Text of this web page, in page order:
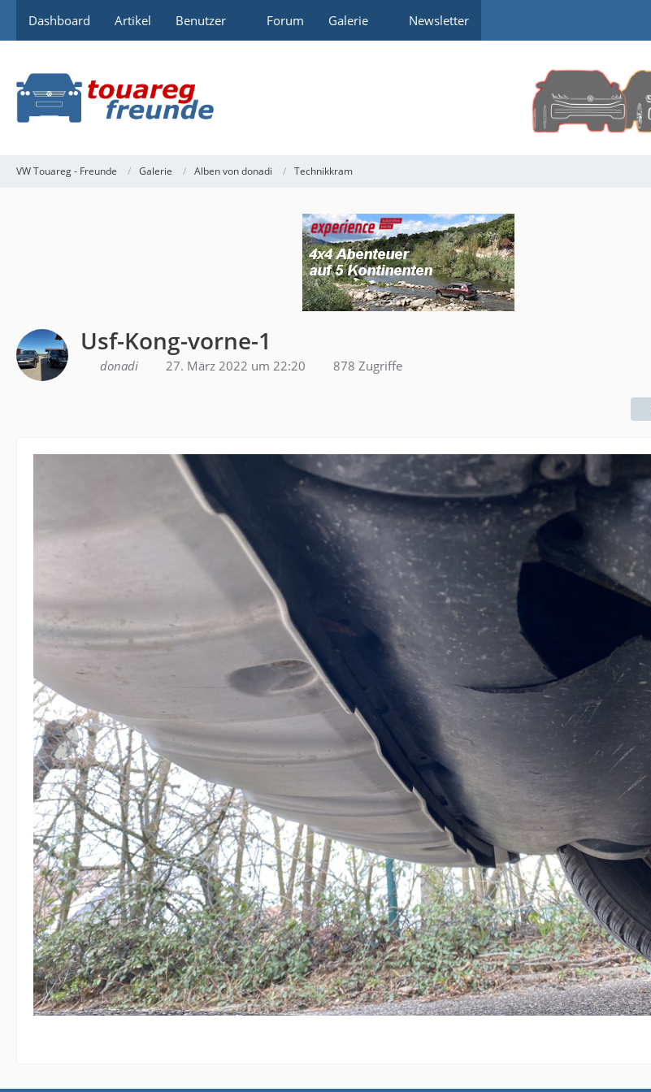
Dashboard Artikel Benutzer Forum Galerie Newsletter
VW Touareg - Freunde Galerie Alben von donadi Technikkram
Usf-Kong-vorne-1
donadi 27. März 2022 um 22:20 878 Zugriffe